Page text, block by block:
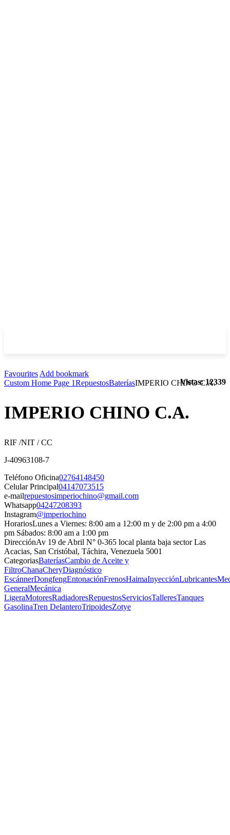
Vistas: 12339
Favourites Add bookmark
Custom Home Page 1RepuestosBateríasIMPERIO CHINO C.A.
IMPERIO CHINO C.A.
RIF /NIT / CC
J-40963108-7
Teléfono Oficina02764148450
Celular Principal04147073515
e-mailrepuestosimperiochino@gmail.com
Whatsapp04247208393
Instagram@imperiochino
HorariosLunes a Viernes: 8:00 am a 12:00 m y de 2:00 pm a 4:00
pm Sábados: 8:00 am a 1:00 pm
DirecciónAv 19 de Abril N° 0-365 local planta baja sector Las
Acacias, San Cristóbal, Táchira, Venezuela 5001
CategoriasBateríasCambio de Aceite y
FiltroChanaCheryDiagnóstico
EscánnerDongfengEntonaciónFrenosHaimaInyecciónLubricantes
GeneralMecánica
LigeraMotoresRadiadoresRepuestosServiciosTalleresTanques
GasolinaTren DelanteroTripoidesZotye